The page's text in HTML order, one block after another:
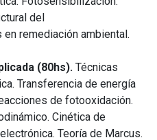
del
remediación ambiental.
(80hs). Técnicas
Transferencia de energía
de fotooxidación.
Cinética de
Teoría de Marcus.